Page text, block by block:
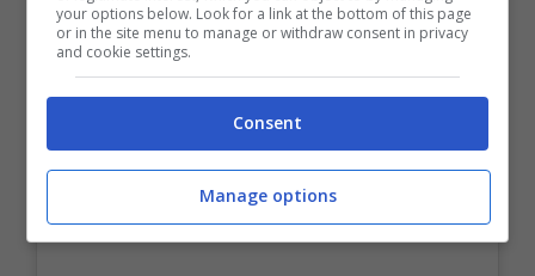
your options below. Look for a link at the bottom of this page
or in the site menu to manage or withdraw consent in privacy
and cookie settings.
Consent
Manage options